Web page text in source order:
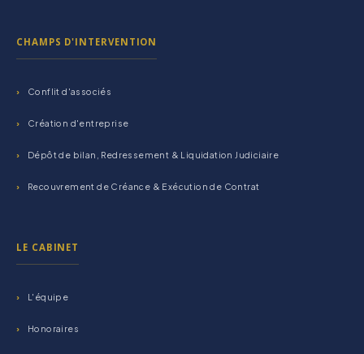
CHAMPS D'INTERVENTION
Conflit d'associés
Création d'entreprise
Dépôt de bilan, Redressement & Liquidation Judiciaire
Recouvrement de Créance & Exécution de Contrat
LE CABINET
L'équipe
Honoraires